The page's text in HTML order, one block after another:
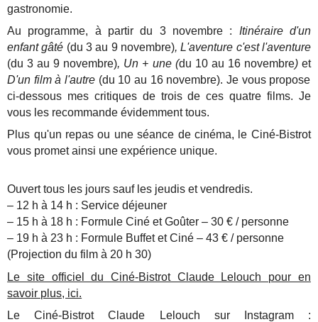
gastronomie.
Au programme, à partir du 3 novembre : Itinéraire d'un
enfant gâté (du 3 au 9 novembre), L'aventure c'est l'aventure
(du 3 au 9 novembre), Un + une (du 10 au 16 novembre) et
D'un film à l'autre (du 10 au 16 novembre). Je vous propose
ci-dessous mes critiques de trois de ces quatre films. Je
vous les recommande évidemment tous.
Plus qu'un repas ou une séance de cinéma, le Ciné-Bistrot
vous promet ainsi une expérience unique.
Ouvert tous les jours sauf les jeudis et vendredis.
– 12 h à 14 h : Service déjeuner
– 15 h à 18 h : Formule Ciné et Goûter – 30 € / personne
– 19 h à 23 h : Formule Buffet et Ciné – 43 € / personne
(Projection du film à 20 h 30)
Le site officiel du Ciné-Bistrot Claude Lelouch pour en
savoir plus, ici.
Le Ciné-Bistrot Claude Lelouch sur Instagram :